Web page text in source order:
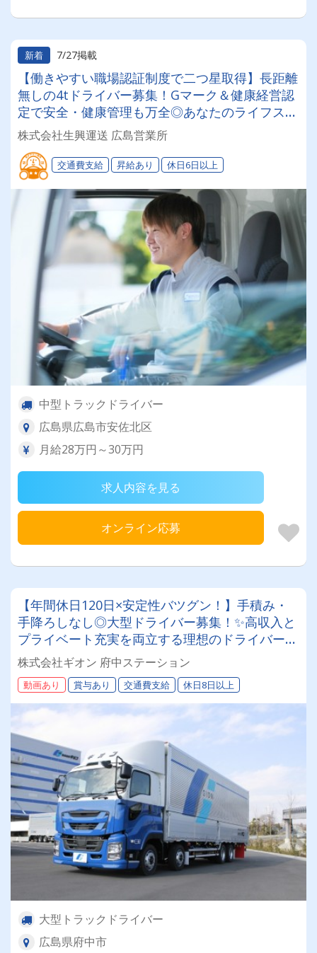
新着 7/27掲載
【働きやすい職場認証制度で二つ星取得】長距離
無しの4tドライバー募集！Gマーク＆健康経営認
定で安全・健康管理も万全◎あなたのライフステ
ージに合わせて「選べる働き方」が魅力の安定企
業！
株式会社生興運送 広島営業所
交通費支給 昇給あり 休日6日以上
中型トラックドライバー
広島県広島市安佐北区
月給28万円～30万円
求人内容を見る
オンライン応募
【年間休日120日×安定性バツグン！】手積み・
手降ろしなし◎大型ドライバー募集！✨高収入と
プライベート充実を両立する理想のドライバーラ
イフを実現しませんか？
株式会社ギオン 府中ステーション
動画あり 賞与あり 交通費支給 休日8日以上
大型トラックドライバー
広島県府中市